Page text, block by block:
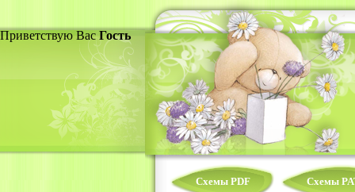
Приветствую Вас Гость
Схемы PDF Схемы